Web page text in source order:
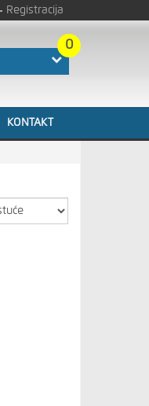
Registracija
0
KONTAKT